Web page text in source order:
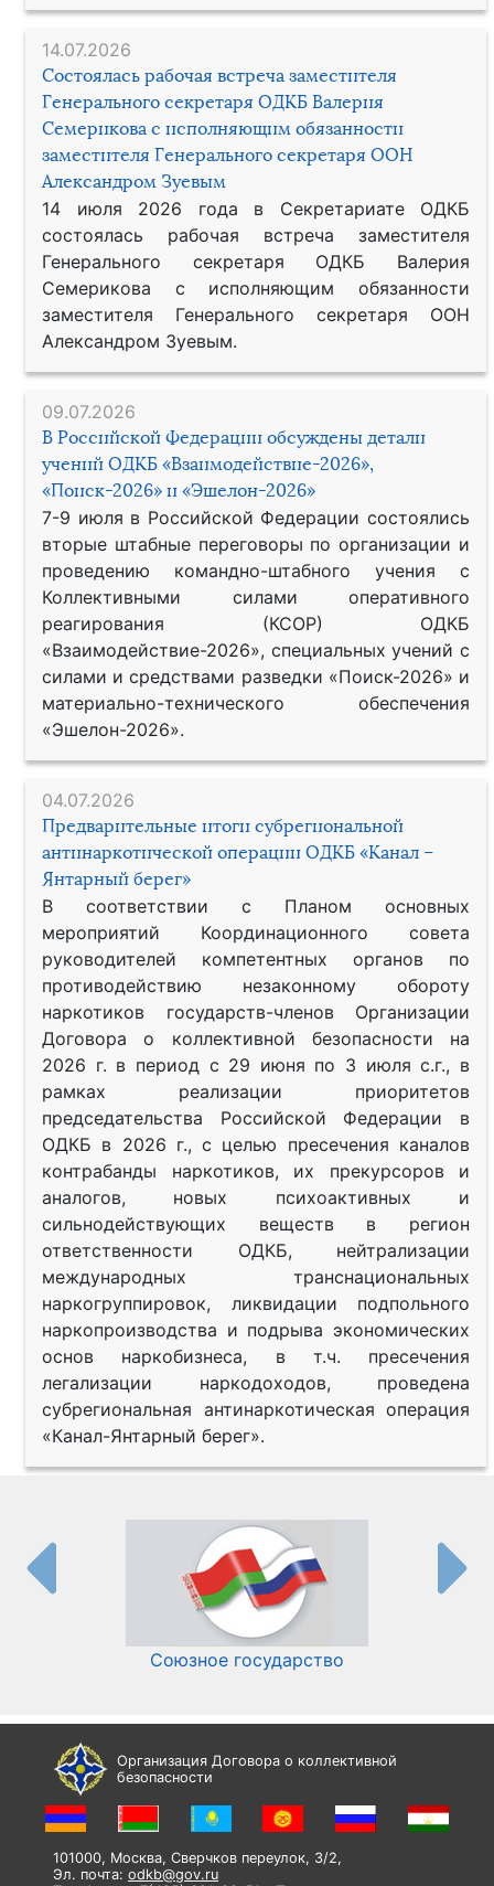
14.07.2026
Состоялась рабочая встреча заместителя
Генерального секретаря ОДКБ Валерия
Семерикова с исполняющим обязанности
заместителя Генерального секретаря ООН
Александром Зуевым
14 июля 2026 года в Секретариате ОДКБ
состоялась рабочая встреча заместителя
Генерального секретаря ОДКБ Валерия
Семерикова с исполняющим обязанности
заместителя Генерального секретаря ООН
Александром Зуевым.
09.07.2026
В Российской Федерации обсуждены детали
учений ОДКБ «Взаимодействие-2026»,
«Поиск-2026» и «Эшелон-2026»
7-9 июля в Российской Федерации состоялись
вторые штабные переговоры по организации и
проведению командно-штабного учения с
Коллективными силами оперативного
реагирования (КСОР) ОДКБ
«Взаимодействие-2026», специальных учений с
силами и средствами разведки «Поиск-2026» и
материально-технического обеспечения
«Эшелон-2026».
04.07.2026
Предварительные итоги субрегиональной
антинаркотической операции ОДКБ «Канал –
Янтарный берег»
В соответствии с Планом основных
мероприятий Координационного совета
руководителей компетентных органов по
противодействию незаконному обороту
наркотиков государств-членов Организации
Договора о коллективной безопасности на
2026 г. в период с 29 июня по 3 июля с.г., в
рамках реализации приоритетов
председательства Российской Федерации в
ОДКБ в 2026 г., с целью пресечения каналов
контрабанды наркотиков, их прекурсоров и
аналогов, новых психоактивных и
сильнодействующих веществ в регион
ответственности ОДКБ, нейтрализации
международных транснациональных
наркогруппировок, ликвидации подпольного
наркопроизводства и подрыва экономических
основ наркобизнеса, в т.ч. пресечения
легализации наркодоходов, проведена
субрегиональная антинаркотическая операция
«Канал-Янтарный берег».
Союзное государство
Организация Договора о коллективной
безопасности
101000, Москва, Сверчков переулок, 3/2,
Эл. почта: odkb@gov.ru